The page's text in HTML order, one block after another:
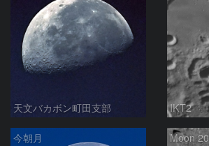
天文バカボン町田支部 IKT2
今朝月 Moon